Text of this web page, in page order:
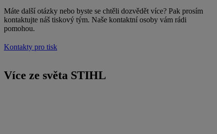
Máte další otázky nebo byste se chtěli dozvědět více? Pak prosím
kontaktujte náš tiskový tým. Naše kontaktní osoby vám rádi
pomohou.
Kontakty pro tisk
Více ze světa STIHL